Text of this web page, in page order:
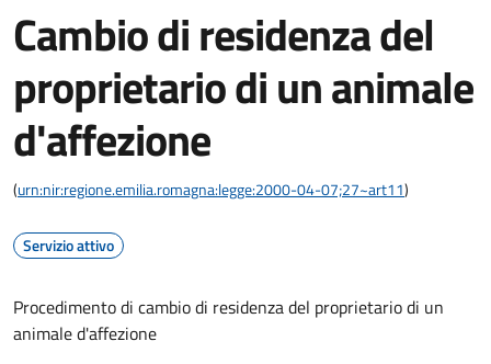
Cambio di residenza del
proprietario di un animale
d'affezione
(urn:nir:regione.emilia.romagna:legge:2000-04-07;27~art11)
Servizio attivo
Procedimento di cambio di residenza del proprietario di un
animale d'affezione